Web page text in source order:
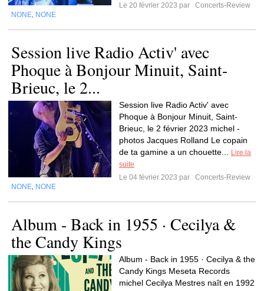
Le 20 février 2023 par
Concerts-Review
NONE NONE
Session live Radio Activ' avec
Phoque à Bonjour Minuit, Saint-
Brieuc, le 2...
Session live Radio Activ' avec
Phoque à Bonjour Minuit, Saint-
Brieuc, le 2 février 2023 michel -
photos Jacques Rolland Le copain
de ta gamine a un chouette...
Lire la
suite
Le 04 février 2023 par
Concerts-Review
NONE NONE
Album - Back in 1955 · Cecilya &
the Candy Kings
Album - Back in 1955 · Cecilya & the
Candy Kings Meseta Records
michel Cecilya Mestres naît en 1992